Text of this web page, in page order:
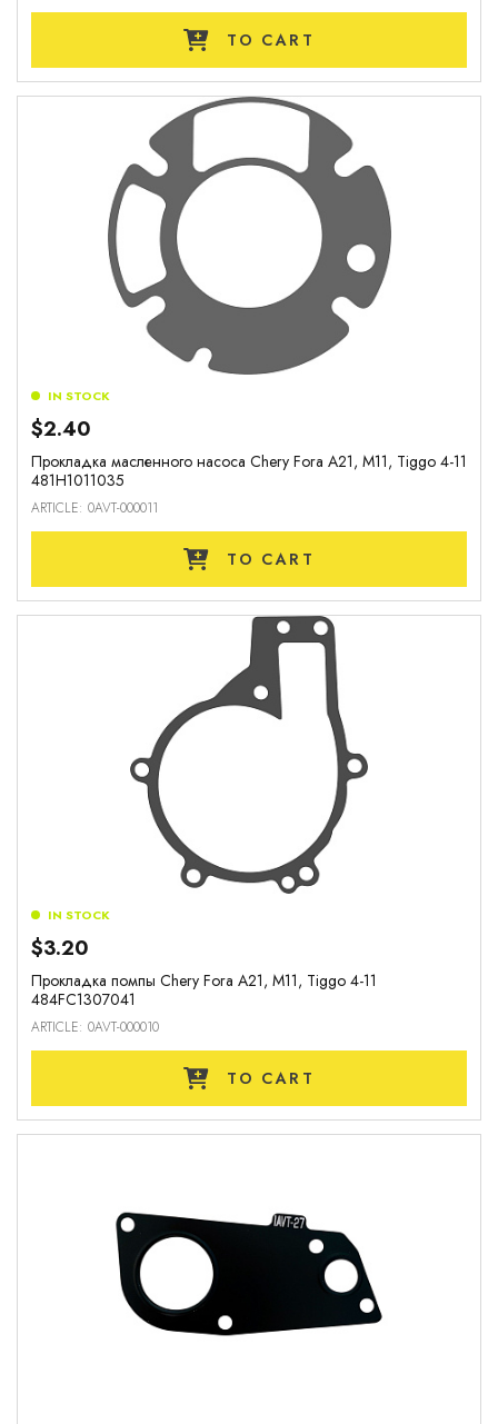
TO CART
Прокладка масленного насоса Chery Fora A21, M11, Tiggo 4-11
481H1011035
ARTICLE: 0AVT-000011
IN STOCK
$2.40
TO CART
Прокладка помпы Chery Fora A21, M11, Tiggo 4-11
484FC1307041
ARTICLE: 0AVT-000010
IN STOCK
$3.20
TO CART